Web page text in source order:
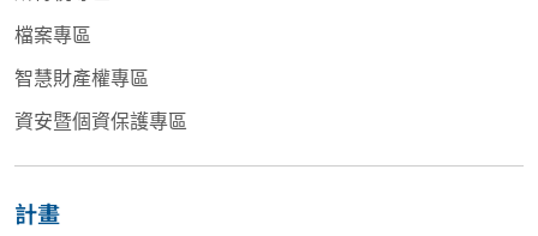
檔案專區
智慧財產權專區
資安暨個資保護專區
計畫